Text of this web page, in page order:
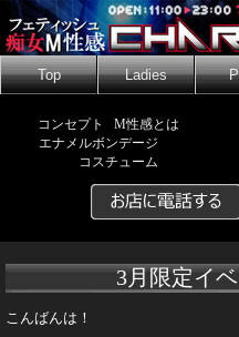
Top Ladies
コンセプト
M性感とは
エナメルボンデージ
コスチューム
3月限定イ
こんばんは！